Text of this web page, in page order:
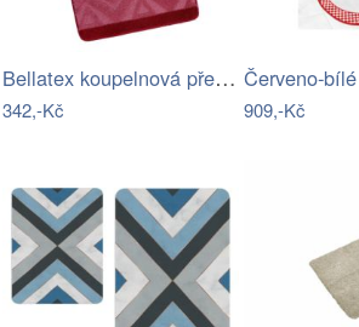
Bellatex koupelnová předložka BANY…
342,-Kč 909,-Kč